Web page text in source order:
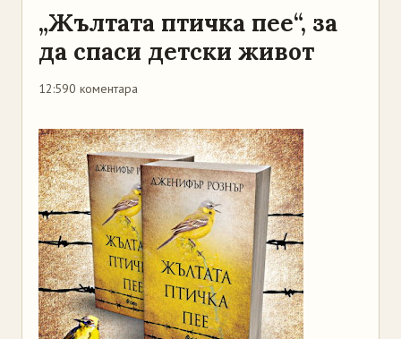
„Жълтата птичка пее“, за
да спаси детски живот
12:590 коментара